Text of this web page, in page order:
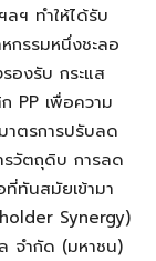
ฯ ทำให้ได้รับ
กรรมหนึ่งชะลอ
องรับ กระแส
PP เพื่อความ
าตรการปรับลด
รวัตถุดิบ การลด
ที่ทันสมัยเข้ามา
Synergy)
จำกัด (มหาชน)